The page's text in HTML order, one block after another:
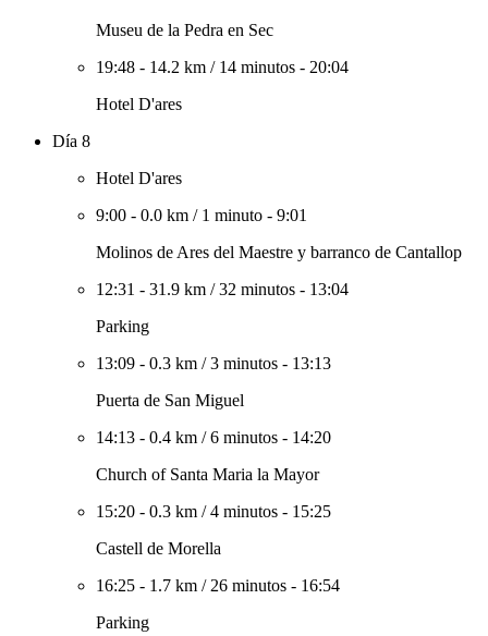
Museu de la Pedra en Sec
19:48 - 14.2 km / 14 minutos - 20:04
Hotel D'ares
Día 8
Hotel D'ares
9:00 - 0.0 km / 1 minuto - 9:01
Molinos de Ares del Maestre y barranco de Cantallop
12:31 - 31.9 km /32 minutos - 13:04
Parking
13:09 - 0.3 km /3 minutos - 13:13
Puerta de San Miguel
14:13 - 0.4 km /6 minutos - 14:20
Church of Santa Maria la Mayor
15:20 - 0.3 km /4 minutos - 15:25
Castell de Morella
16:25 - 1.7 km / 26 minutos - 16:54
Parking